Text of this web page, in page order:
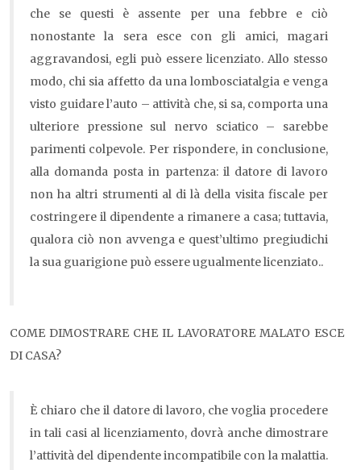
che se questi è assente per una febbre e ciò
nonostante la sera esce con gli amici, magari
aggravandosi, egli può essere licenziato. Allo stesso
modo, chi sia affetto da una lombosciatalgia e venga
visto guidare l’auto – attività che, si sa, comporta una
ulteriore pressione sul nervo sciatico – sarebbe
parimenti colpevole. Per rispondere, in conclusione,
alla domanda posta in partenza: il datore di lavoro
non ha altri strumenti al di là della visita fiscale per
costringere il dipendente a rimanere a casa; tuttavia,
qualora ciò non avvenga e quest’ultimo pregiudichi
la sua guarigione può essere ugualmente licenziato..
COME DIMOSTRARE CHE IL LAVORATORE MALATO ESCE
DI CASA?
È chiaro che il datore di lavoro, che voglia procedere
in tali casi al licenziamento, dovrà anche dimostrare
l’attività del dipendente incompatibile con la malattia.